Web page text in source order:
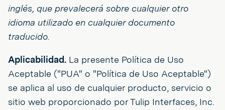
inglés, que prevalecerá sobre cualquier otro
idioma utilizado en cualquier documento
traducido.
Aplicabilidad. La presente Política de Uso
Aceptable ("PUA" o "Política de Uso Aceptable")
se aplica al uso de cualquier producto, servicio o
sitio web proporcionado por Tulip Interfaces, Inc.